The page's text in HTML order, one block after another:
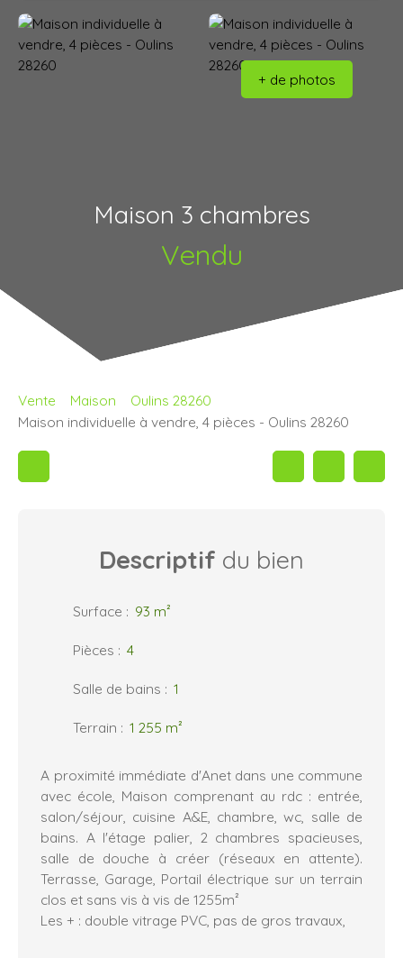
+ de photos
Maison 3 chambres
Vendu
Vente Maison
Oulins 28260
Maison individuelle à vendre, 4 pièces - Oulins 28260
Descriptif du bien
Surface : 93 m²
Pièces : 4
Salle de bains : 1
Terrain : 1 255 m²
A proximité immédiate d'Anet dans une commune
avec école, Maison comprenant au rdc : entrée,
salon/séjour, cuisine A&E, chambre, wc, salle de
bains. A l'étage palier, 2 chambres spacieuses,
salle de douche à créer (réseaux en attente).
Terrasse, Garage, Portail électrique sur un terrain
clos et sans vis à vis de 1255m²
Les + : double vitrage PVC, pas de gros travaux,